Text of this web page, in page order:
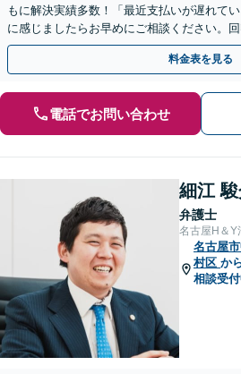
もに解決実績多数！「最近支払いが遅れて
に感じましたらお早めにご相談ください。
てご提案します【名古屋駅10分】【休日・
料金表を見る
電話でお問い合わせ
細江
弁護士
名古屋H＆Y
名古屋
村区 か
相談受